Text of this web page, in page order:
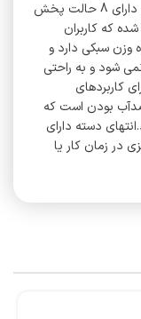
چراغ قوه پلیسی چند کاره مدل ZY-F520A uv دارای 8 حالت پخش
که کاربران
وزن سبکی دارد و
شود و به راحتی
کاربردهای
بودن است که
دسته دارای
در زمان کار یا